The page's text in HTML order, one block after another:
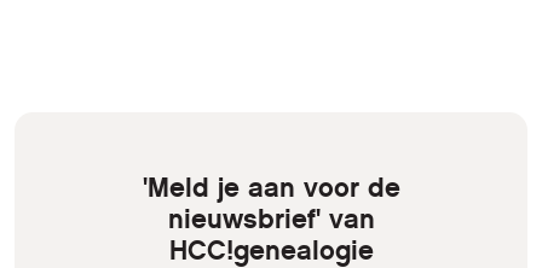
'Meld je aan voor de
nieuwsbrief' van
HCC!genealogie